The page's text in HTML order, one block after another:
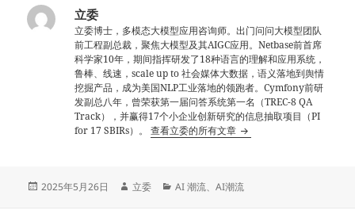
立委
立委博士，多模态大模型应用咨询师。出门问问大模型团队
前工程副总裁，聚焦大模型及其AIGC应用。Netbase前首席
科学家10年，期间指挥研发了18种语言的理解和应用系统，
鲁棒、线速，scale up to 社会媒体大数据，语义落地到舆情
挖掘产品，成为美国NLP工业落地的领跑者。Cymfony前研
发副总八年，曾荣获第一届问答系统第一名（TREC-8 QA
Track），并赢得17个小企业创新研究的信息抽取项目（PI
for 17 SBIRs）。查看立委的所有文章
发
2025年5月26日
作
立委
分
AI 潮流、AI潮流